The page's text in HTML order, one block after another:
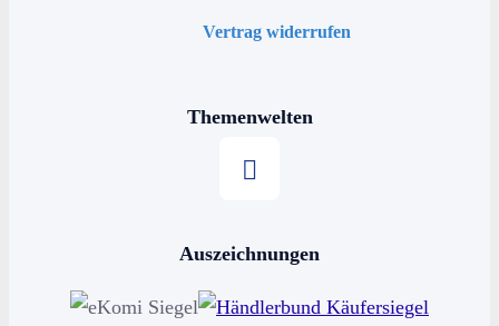
Vertrag widerrufen
Themenwelten
Horoskop kaufen
Sternschnuppe kaufen
Auszeichnungen